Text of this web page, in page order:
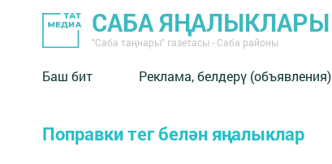
САБА ЯҢАЛЫКЛАРЫ
"Саба таңнары" газетасы - Саба районы
Баш бит Реклама, белдерү (объявления)
Поправки тег белән яңалыклар